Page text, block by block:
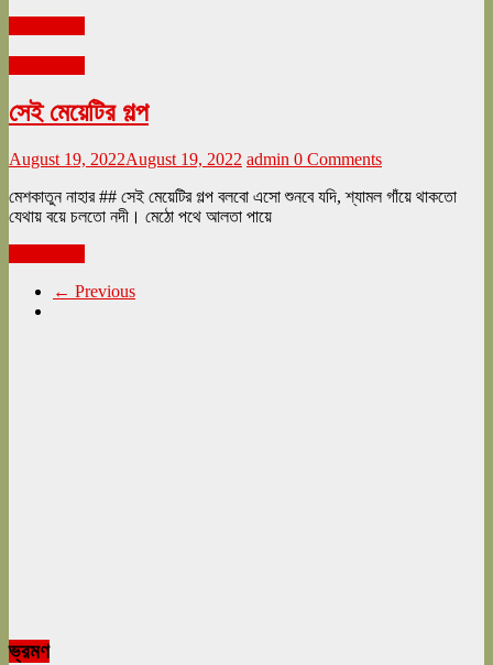
সেই মেয়েটির গল্প
August 19, 2022August 19, 2022 admin 0 Comments
মেশকাতুন নাহার ## সেই মেয়েটির গল্প বলবো এসো শুনবে যদি, শ্যামল গাঁয়ে থাকতো
যেথায় বয়ে চলতো নদী। মেঠো পথে আলতা পায়ে
← Previous
ভ্রমণ